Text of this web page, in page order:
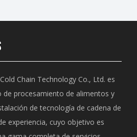
Chain Technology Co., Ltd. es
de procesamiento de alimentos y
de tecnología de cadena de
experiencia, cuyo objetivo es